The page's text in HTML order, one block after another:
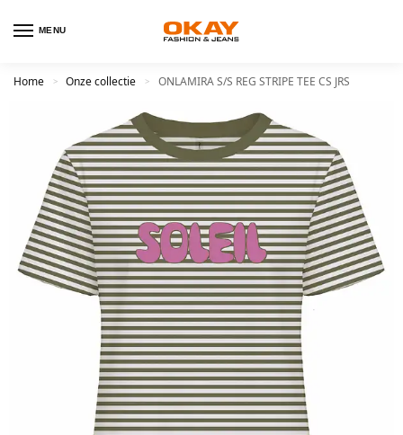
MENU
Home > Onze collectie > ONLAMIRA S/S REG STRIPE TEE CS JRS